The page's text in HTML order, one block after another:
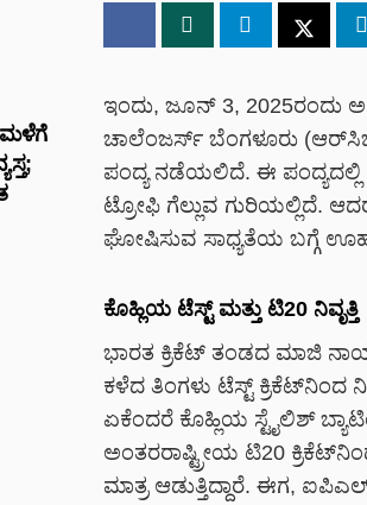
ಇಂದು, ಜೂನ್ 3, 2025ರಂದು
ಚಾಲೆಂಜರ್ಸ್ ಬೆಂಗಳೂರು
ಪಂದ್ಯ ನಡೆಯಲಿದೆ. ಈ
ಟ್ರೋಫಿ ಗೆಲ್ಲುವ ಗುರಿಯಲ್ಲಿದೆ.
ಘೋಷಿಸುವ ಸಾಧ್ಯತೆಯ ಬಗ್ಗೆ
ಕೊಹ್ಲಿಯ ಟೆಸ್ಟ್ ಮತ್ತು ಟಿ20 ನಿವೃತ್ತಿ
ಭಾರತ ಕ್ರಿಕೆಟ್ ತಂಡದ ಮಾಜಿ
ಕಳೆದ ತಿಂಗಳು ಟೆಸ್ಟ್ ಕ್ರಿಕೆಟ್‌ನಿಂದ
ಏಕೆಂದರೆ ಕೊಹ್ಲಿಯ ಸ್ಟೈಲಿಶ್
ಅಂತರರಾಷ್ಟ್ರೀಯ ಟಿ20
ಮಾತ್ರ ಆಡುತ್ತಿದ್ದಾರೆ. ಈಗ,